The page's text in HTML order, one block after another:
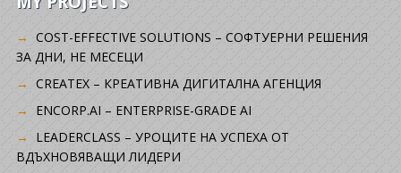
COST-EFFECTIVE SOLUTIONS – СОФТУЕРНИ РЕШЕНИЯ
ЗА ДНИ, НЕ МЕСЕЦИ
CREATEX – КРЕАТИВНА ДИГИТАЛНА АГЕНЦИЯ
ENCORP.AI – ENTERPRISE-GRADE AI
LEADERCLASS – УРОЦИТЕ НА УСПЕХА ОТ
ВДЪХНОВЯВАЩИ ЛИДЕРИ